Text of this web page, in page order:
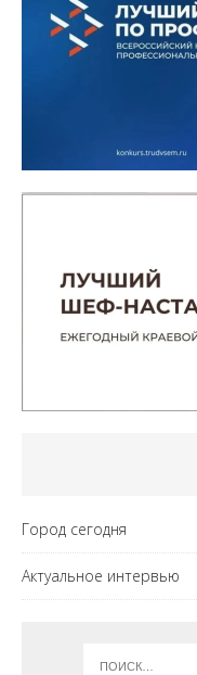
Город сегодня
Актуальное интервью